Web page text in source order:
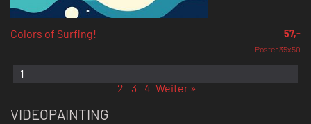
Colors of Surfing! 57,-
Poster 35x50
1
2
3 4 Weiter »
VIDEOPAINTING